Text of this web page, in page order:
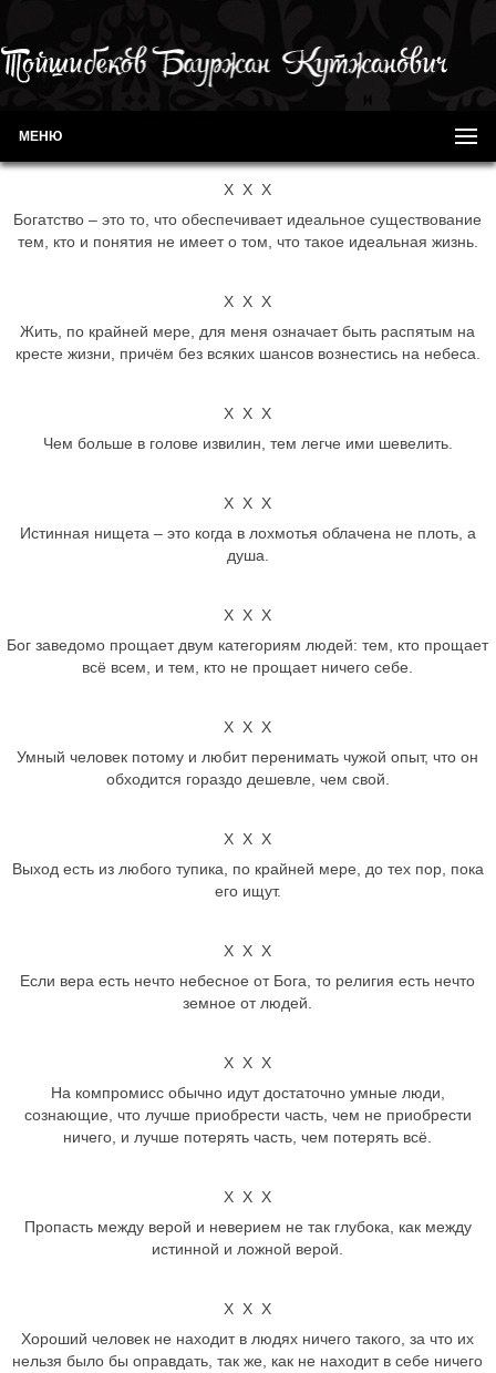
МЕНЮ
Х Х Х
Богатство – это то, что обеспечивает идеальное существование
тем, кто и понятия не имеет о том, что такое идеальная жизнь.
Х Х Х
Жить, по крайней мере, для меня означает быть распятым на
кресте жизни, причём без всяких шансов вознестись на небеса.
Х Х Х
Чем больше в голове извилин, тем легче ими шевелить.
Х Х Х
Истинная нищета – это когда в лохмотья облачена не плоть, а
душа.
Х Х Х
Бог заведомо прощает двум категориям людей: тем, кто прощает
всё всем, и тем, кто не прощает ничего себе.
Х Х Х
Умный человек потому и любит перенимать чужой опыт, что он
обходится гораздо дешевле, чем свой.
Х Х Х
Выход есть из любого тупика, по крайней мере, до тех пор, пока
его ищут.
Х Х Х
Если вера есть нечто небесное от Бога, то религия есть нечто
земное от людей.
Х Х Х
На компромисс обычно идут достаточно умные люди,
сознающие, что лучше приобрести часть, чем не приобрести
ничего, и лучше потерять часть, чем потерять всё.
Х Х Х
Пропасть между верой и неверием не так глубока, как между
истинной и ложной верой.
Х Х Х
Хороший человек не находит в людях ничего такого, за что их
нельзя было бы оправдать, так же, как не находит в себе ничего